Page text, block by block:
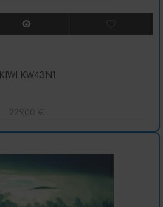
KIWI KW43N1
229,00 €